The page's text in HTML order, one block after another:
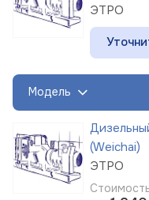
ЭТРО
Модель
(Weichai)
ЭТРО